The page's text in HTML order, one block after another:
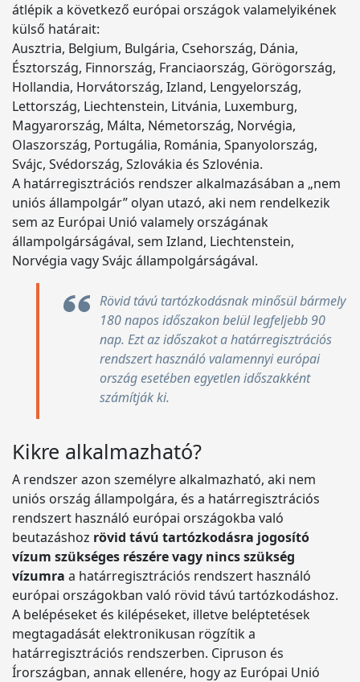
átlépik a következő európai országok valamelyikének
külső határait:
Ausztria, Belgium, Bulgária, Csehország, Dánia,
Észtország, Finnország, Franciaország, Görögország,
Hollandia, Horvátország, Izland, Lengyelország,
Lettország, Liechtenstein, Litvánia, Luxemburg,
Magyarország, Málta, Németország, Norvégia,
Olaszország, Portugália, Románia, Spanyolország,
Svájc, Svédország, Szlovákia és Szlovénia.
A határregisztrációs rendszer alkalmazásában a „nem
uniós állampolgár” olyan utazó, aki nem rendelkezik
sem az Európai Unió valamely országának
állampolgárságával, sem Izland, Liechtenstein,
Norvégia vagy Svájc állampolgárságával.
Rövid távú tartózkodásnak minősül bármely
180 napos időszakon belül legfeljebb 90
nap. Ezt az időszakot a határregisztrációs
rendszert használó valamennyi európai
ország esetében egyetlen időszakként
számítják ki.
Kikre alkalmazható?
A rendszer azon személyre alkalmazható, aki nem
uniós ország állampolgára, és a határregisztrációs
rendszert használó európai országokba való
beutazáshoz rövid távú tartózkodásra jogosító
vízum szükséges részére vagy nincs szükség
vízumra a határregisztrációs rendszert használó
európai országokban való rövid távú tartózkodáshoz.
A belépéseket és kilépéseket, illetve beléptetések
megtagadását elektronikusan rögzítik a
határregisztrációs rendszerben. Cipruson és
Írországban, annak ellenére, hogy az Európai Unió